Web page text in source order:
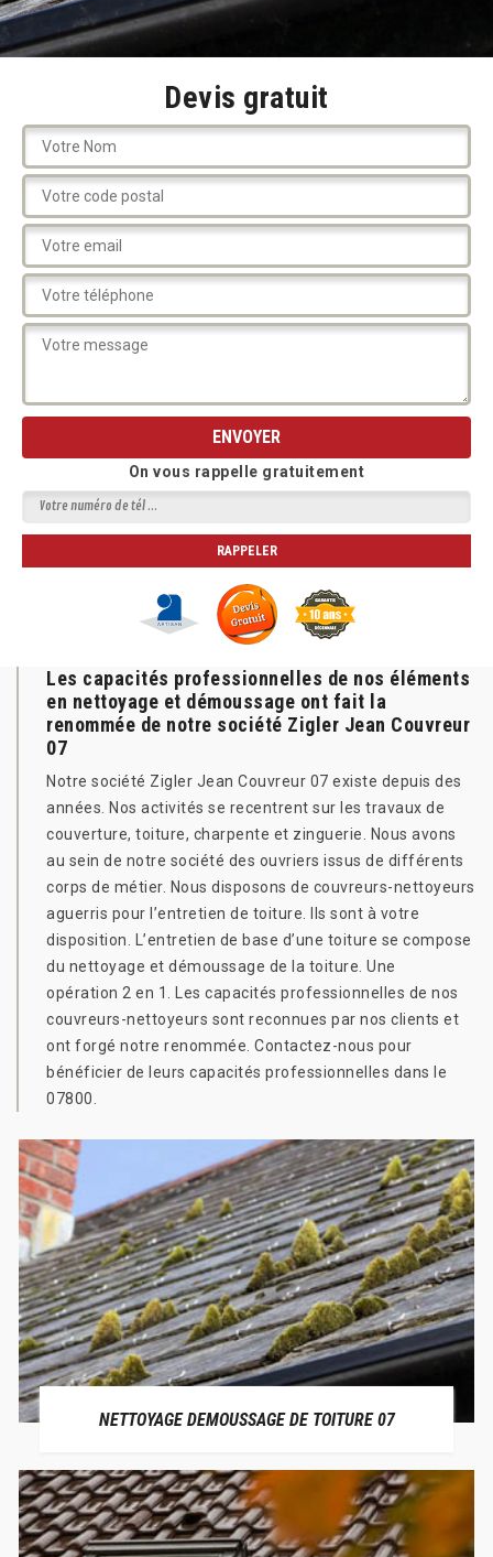
Devis gratuit
On vous rappelle gratuitement
Les capacités professionnelles de nos éléments
en nettoyage et démoussage ont fait la
renommée de notre société Zigler Jean Couvreur
07
Notre société Zigler Jean Couvreur 07 existe depuis des
années. Nos activités se recentrent sur les travaux de
couverture, toiture, charpente et zinguerie. Nous avons
au sein de notre société des ouvriers issus de différents
corps de métier. Nous disposons de couvreurs-nettoyeurs
aguerris pour l’entretien de toiture. Ils sont à votre
disposition. L’entretien de base d’une toiture se compose
du nettoyage et démoussage de la toiture. Une
opération 2 en 1. Les capacités professionnelles de nos
couvreurs-nettoyeurs sont reconnues par nos clients et
ont forgé notre renommée. Contactez-nous pour
bénéficier de leurs capacités professionnelles dans le
07800.
NETTOYAGE DEMOUSSAGE DE TOITURE 07